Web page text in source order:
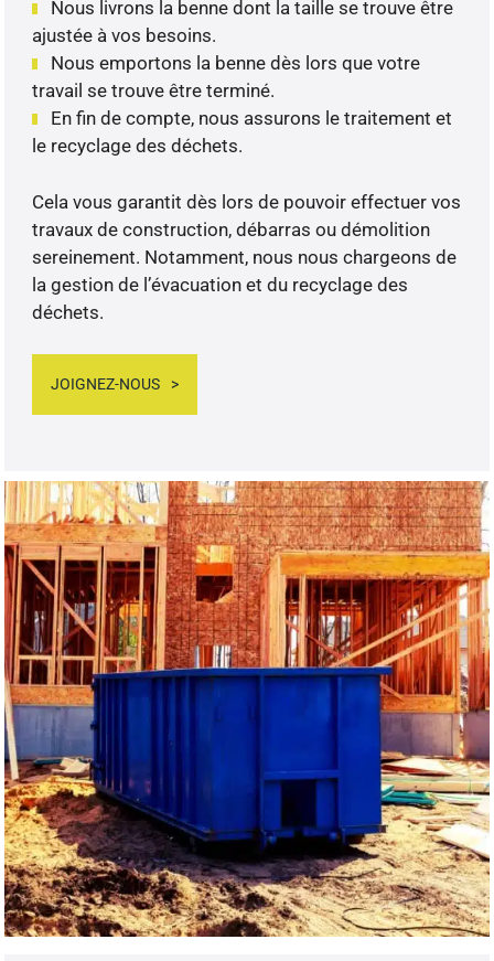
Nous livrons la benne dont la taille se trouve être
ajustée à vos besoins.
Nous emportons la benne dès lors que votre
travail se trouve être terminé.
En fin de compte, nous assurons le traitement et
le recyclage des déchets.
Cela vous garantit dès lors de pouvoir effectuer vos
travaux de construction, débarras ou démolition
sereinement. Notamment, nous nous chargeons de
la gestion de l’évacuation et du recyclage des
déchets.
JOIGNEZ-NOUS